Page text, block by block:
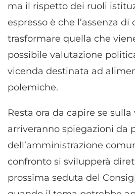
ma il rispetto dei ruoli
espresso è che l’assenza
trasformare quella che
possibile valutazione
vicenda destinata ad
polemiche.
Resta ora da capire se sulla
arriveranno spiegazioni da
dell’amministrazione
confronto si svilupperà
prossima seduta del